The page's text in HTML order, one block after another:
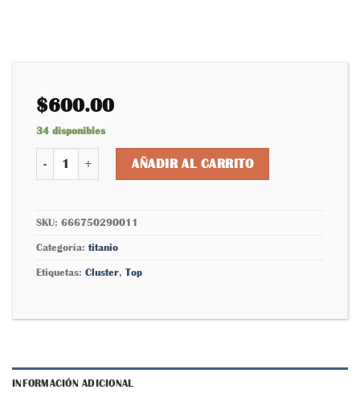
$600.00
34 disponibles
Luna media larga cristales 666750290011 cantidad
AÑADIR AL CARRITO
SKU: 666750290011
Categoría: titanio
Etiquetas: Cluster, Top
INFORMACIÓN ADICIONAL